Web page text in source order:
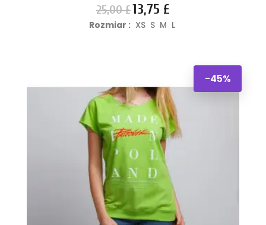
Cena
podstawowa
25,00 £Cena
13,75 £
Rozmiar : XS S M L
-45%